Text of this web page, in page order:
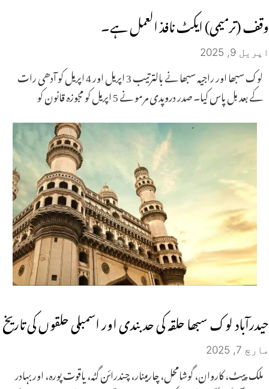
وقف (ترمیمی) ایکٹ نافذ العمل ہے۔
اپریل 9, 2025
لوک سبھا اور راجیہ سبھا نے بالترتیب 3 اپریل اور 4 اپریل کو آدھی رات
کے بعد بل پاس کیا۔ صدر دروپدی مرمو نے 5 اپریل کو مجوزہ قانون کو
حیدرآباد لوک سبھا حلقہ کی حد بندی اور اسمبلی حلقوں کی تاریخ
مارچ 7, 2025
ملک پیٹ، کاروان، گوشامحل، چارمینار، چندرائن گٹہ، یاقوت پورہ، اور بہادر